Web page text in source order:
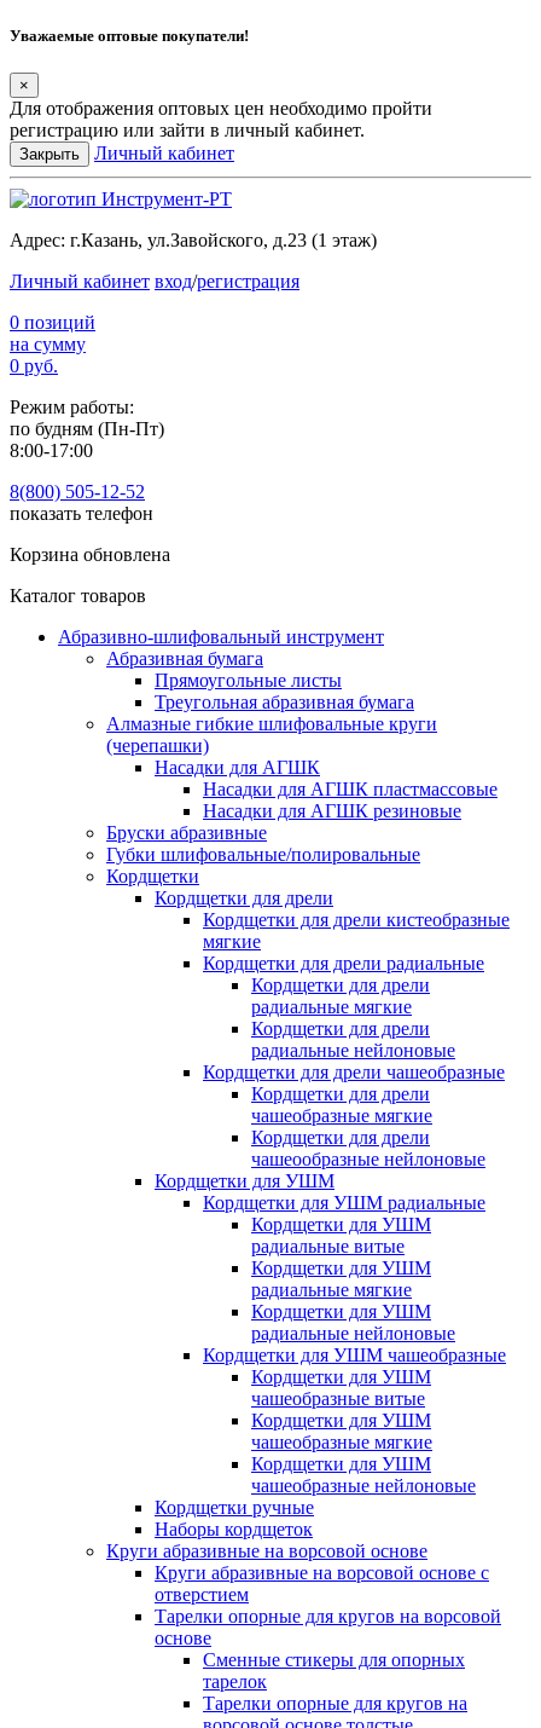
Уважаемые оптовые покупатели!
×
Для отображения оптовых цен необходимо пройти
регистрацию или зайти в личный кабинет.
Закрыть Личный кабинет
Адрес: г.Казань, ул.Завойского, д.23 (1 этаж)
Личный кабинет вход/регистрация
0 позиций
на сумму
0 руб.
Режим работы:
по будням (Пн-Пт)
8:00-17:00
8(800) 505-12-52
показать телефон
Корзина обновлена
Каталог товаров
Абразивно-шлифовальный инструмент
Абразивная бумага
Прямоугольные листы
Треугольная абразивная бумага
Алмазные гибкие шлифовальные круги
(черепашки)
Насадки для АГШК
Насадки для АГШК пластмассовые
Насадки для АГШК резиновые
Бруски абразивные
Губки шлифовальные/полировальные
Кордщетки
Кордщетки для дрели
Кордщетки для дрели кистеобразные
мягкие
Кордщетки для дрели радиальные
Кордщетки для дрели
радиальные мягкие
Кордщетки для дрели
радиальные нейлоновые
Кордщетки для дрели чашеобразные
Кордщетки для дрели
чашеобразные мягкие
Кордщетки для дрели
чашеообразные нейлоновые
Кордщетки для УШМ
Кордщетки для УШМ радиальные
Кордщетки для УШМ
радиальные витые
Кордщетки для УШМ
радиальные мягкие
Кордщетки для УШМ
радиальные нейлоновые
Кордщетки для УШМ чашеобразные
Кордщетки для УШМ
чашеобразные витые
Кордщетки для УШМ
чашеобразные мягкие
Кордщетки для УШМ
чашеобразные нейлоновые
Кордщетки ручные
Наборы кордщеток
Круги абразивные на ворсовой основе
Круги абразивные на ворсовой основе с
отверстием
Тарелки опорные для кругов на ворсовой
основе
Сменные стикеры для опорных
тарелок
Тарелки опорные для кругов на